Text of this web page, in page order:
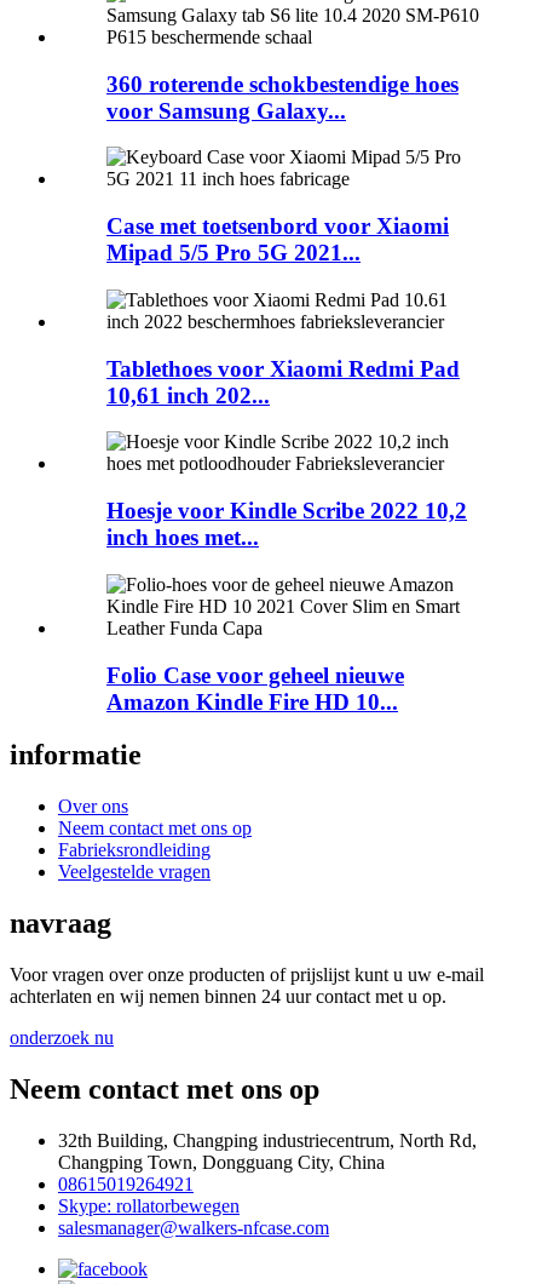
360 roterende schokbestendige hoes
voor Samsung Galaxy...
Case met toetsenbord voor Xiaomi
Mipad 5/5 Pro 5G 2021...
Tablethoes voor Xiaomi Redmi Pad
10,61 inch 202...
Hoesje voor Kindle Scribe 2022 10,2
inch hoes met...
Folio Case voor geheel nieuwe
Amazon Kindle Fire HD 10...
informatie
Over ons
Neem contact met ons op
Fabrieksrondleiding
Veelgestelde vragen
navraag
Voor vragen over onze producten of prijslijst kunt u uw e-mail
achterlaten en wij nemen binnen 24 uur contact met u op.
onderzoek nu
Neem contact met ons op
32th Building, Changping industriecentrum, North Rd,
Changping Town, Dongguang City, China
08615019264921
Skype: rollatorbewegen
salesmanager@walkers-nfcase.com